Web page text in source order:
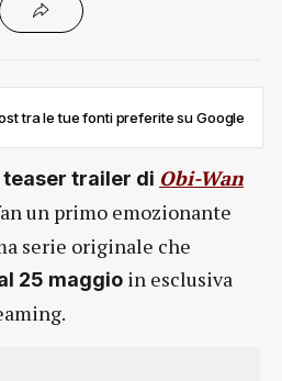
tra le tue fonti preferite su Google
teaser trailer di Obi-Wan
un primo emozionante
serie originale che
25 maggio in esclusiva